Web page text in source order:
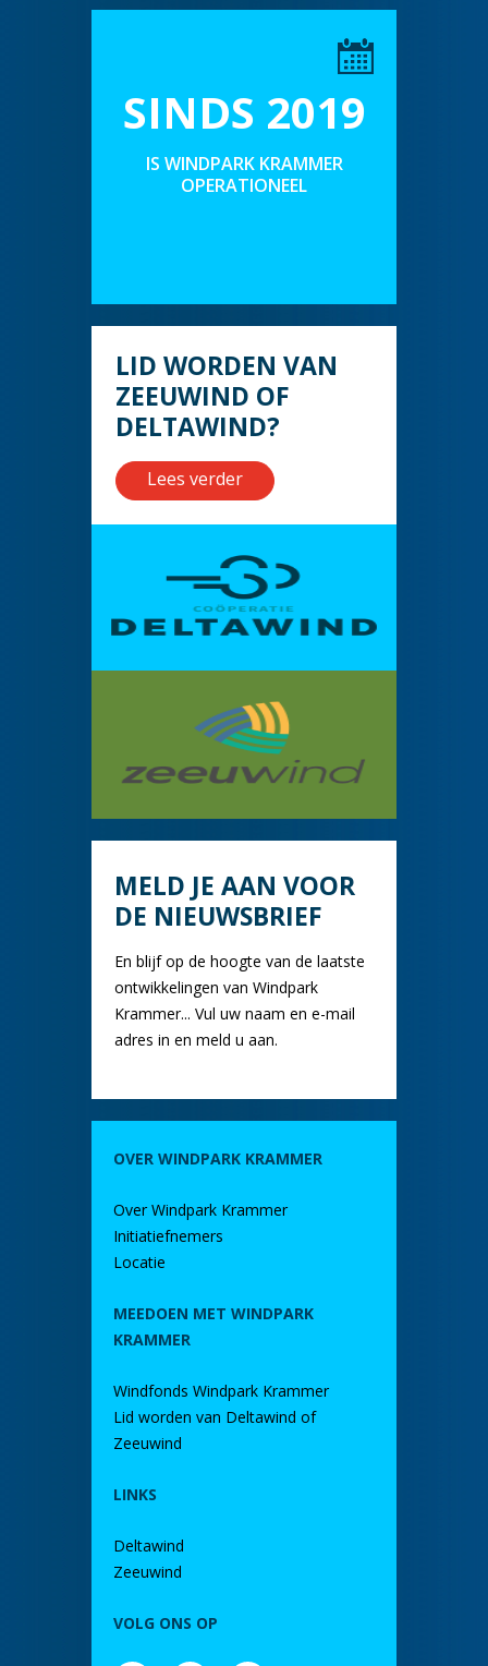
SINDS 2019
IS WINDPARK KRAMMER
OPERATIONEEL
LID WORDEN VAN
ZEEUWIND OF
DELTAWIND?
Lees verder
MELD JE AAN VOOR
DE NIEUWSBRIEF
En blijf op de hoogte van de laatste
ontwikkelingen van Windpark
Krammer... Vul uw naam en e-mail
adres in en meld u aan.
OVER WINDPARK KRAMMER
Over Windpark Krammer
Initiatiefnemers
Locatie
MEEDOEN MET WINDPARK
KRAMMER
Windfonds Windpark Krammer
Lid worden van Deltawind of
Zeeuwind
LINKS
Deltawind
Zeeuwind
VOLG ONS OP